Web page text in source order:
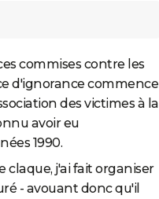
commises contre les
d'ignorance commence
des victimes à la
avoir eu
1990.
claque, j'ai fait organiser
- avouant donc qu'il